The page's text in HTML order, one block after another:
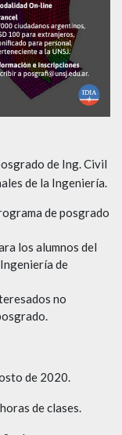
de Ing. Civil
de la Ingeniería.
de posgrado
los alumnos del
de
no
de 2020.
de clases.